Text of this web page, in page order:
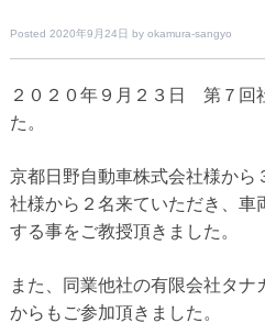
Posted 2020年9月24日 by okamura-sangyo
２０２０年９月２３日 第７回
た。
京都日野自動車株式会社様から
社様から２名来ていただき、車
する事をご教授頂きました。
また、同業他社の有限会社タナ
からもご参加頂きました。